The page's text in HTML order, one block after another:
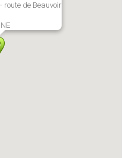
route de Beauvoir